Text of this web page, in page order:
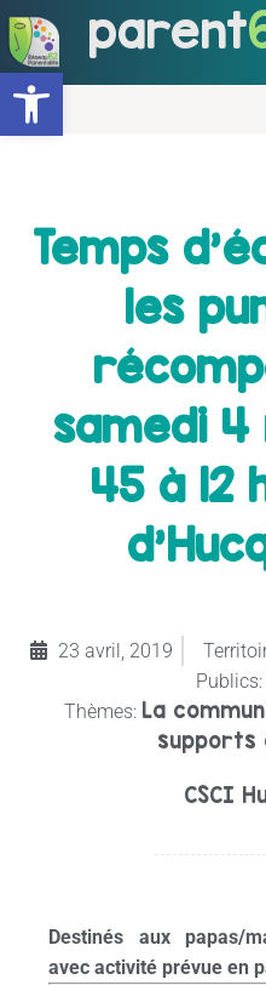
Ouvrir la barre d’outils
parent
Temps
les
samedi 4
45 à 12
23 avril, 2019
Publics:
Thèmes: La
supports
CSCI
Destinés aux papas/
avec activité prévue en